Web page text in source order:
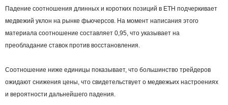
Падение соотношения длинных и коротких позиций в ETH подчеркивает
медвежий уклон на рынке фьючерсов. На момент написания этого
материала соотношение составляет 0,95, что указывает на
преобладание ставок против восстановления.
Соотношение ниже единицы показывает, что большинство трейдеров
ожидают снижения цены, что свидетельствует о медвежьих настроениях
и вероятности дальнейшего падения.